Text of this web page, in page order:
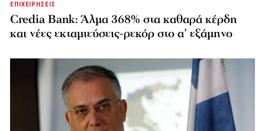
ΕΠΙΧΕΙΡΗΣΕΙΣ
Credia Bank: Άλμα 368% στα καθαρά κέρδη
και νέες εκταμιεύσεις-ρεκόρ στο α’ εξάμηνο